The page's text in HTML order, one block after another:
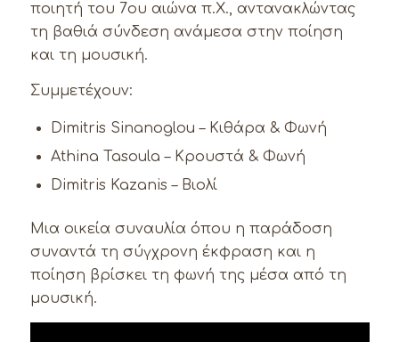
ποιητή του 7ου αιώνα π.Χ., αντανακλώντας
τη βαθιά σύνδεση ανάμεσα στην ποίηση
και τη μουσική.
Συμμετέχουν:
Dimitris Sinanoglou – Κιθάρα & Φωνή
Athina Tasoula – Κρουστά & Φωνή
Dimitris Kazanis – Βιολί
Μια οικεία συναυλία όπου η παράδοση
συναντά τη σύγχρονη έκφραση και η
ποίηση βρίσκει τη φωνή της μέσα από τη
μουσική.